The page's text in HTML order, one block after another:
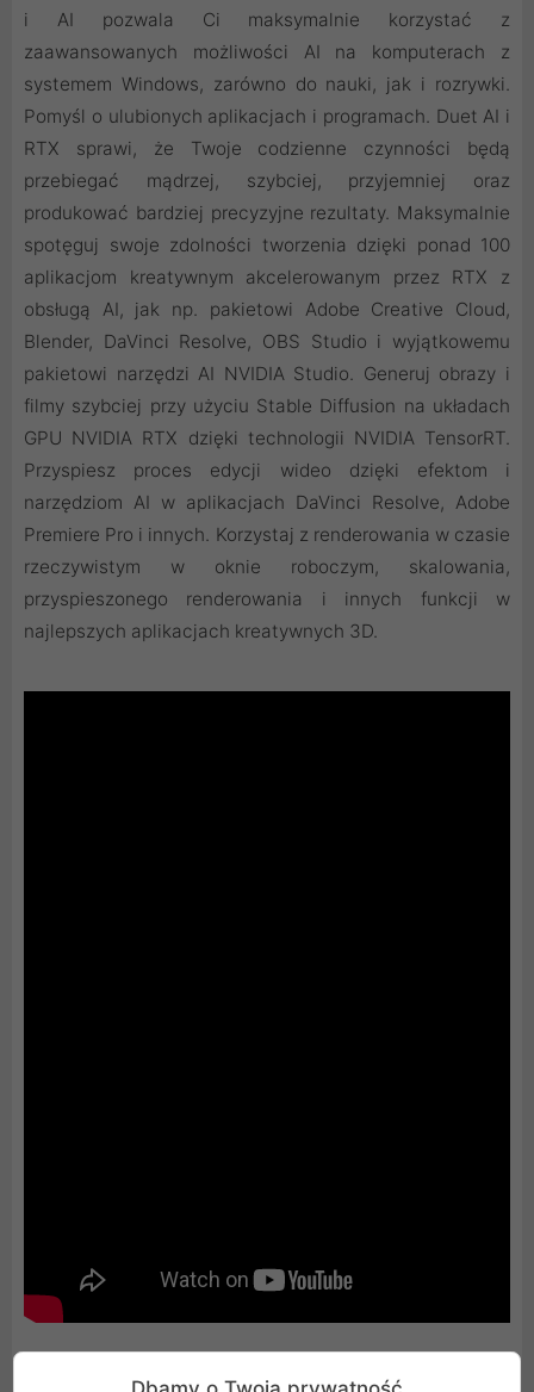
i AI pozwala Ci maksymalnie korzystać z
zaawansowanych możliwości AI na komputerach z
systemem Windows, zarówno do nauki, jak i rozrywki.
Pomyśl o ulubionych aplikacjach i programach. Duet AI i
RTX sprawi, że Twoje codzienne czynności będą
przebiegać mądrzej, szybciej, przyjemniej oraz
produkować bardziej precyzyjne rezultaty. Maksymalnie
spotęguj swoje zdolności tworzenia dzięki ponad 100
aplikacjom kreatywnym akcelerowanym przez RTX z
obsługą AI, jak np. pakietowi Adobe Creative Cloud,
Blender, DaVinci Resolve, OBS Studio i wyjątkowemu
pakietowi narzędzi AI NVIDIA Studio. Generuj obrazy i
filmy szybciej przy użyciu Stable Diffusion na układach
GPU NVIDIA RTX dzięki technologii NVIDIA TensorRT.
Przyspiesz proces edycji wideo dzięki efektom i
narzędziom AI w aplikacjach DaVinci Resolve, Adobe
Premiere Pro i innych. Korzystaj z renderowania w czasie
rzeczywistym w oknie roboczym, skalowania,
przyspieszonego renderowania i innych funkcji w
najlepszych aplikacjach kreatywnych 3D.